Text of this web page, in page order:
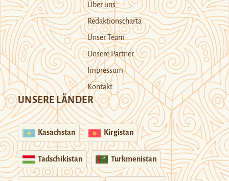
Über uns
Redaktionscharta
Unser Team
Unsere Partner
Impressum
Kontakt
UNSERE LÄNDER
Kasachstan Kirgistan
Tadschikistan Turkmenistan